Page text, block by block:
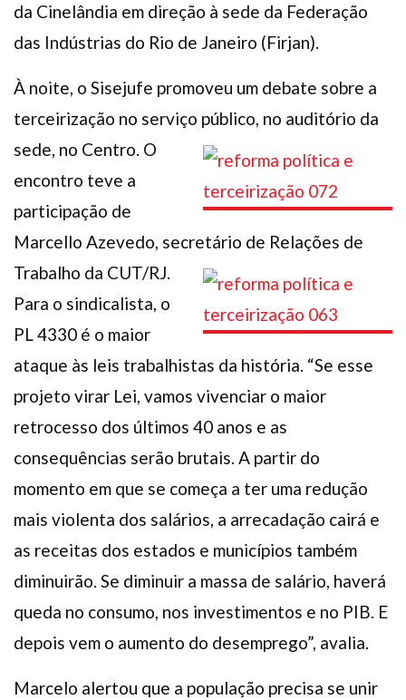
da Cinelândia em direção à sede da Federação
das Indústrias do Rio de Janeiro (Firjan).
À noite, o Sisejufe promoveu um debate sobre a
terceirização no serviço público, no auditório da
sede, no Centro. O
encontro teve a
participação de
Marcello Azevedo, secretário de Relações de
Trabalho da CUT/RJ.
Para o sindicalista, o
PL 4330 é o maior
ataque às leis trabalhistas da história. “Se esse
projeto virar Lei, vamos vivenciar o maior
retrocesso dos últimos 40 anos e as
consequências serão brutais. A partir do
momento em que se começa a ter uma redução
mais violenta dos salários, a arrecadação cairá e
as receitas dos estados e municípios também
diminuirão. Se diminuir a massa de salário, haverá
queda no consumo, nos investimentos e no PIB. E
depois vem o aumento do desemprego”, avalia.
Marcelo alertou que a população precisa se unir